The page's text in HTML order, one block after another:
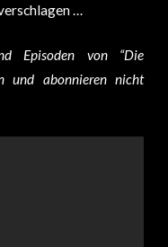
…
Episoden von “Die
und abonnieren nicht